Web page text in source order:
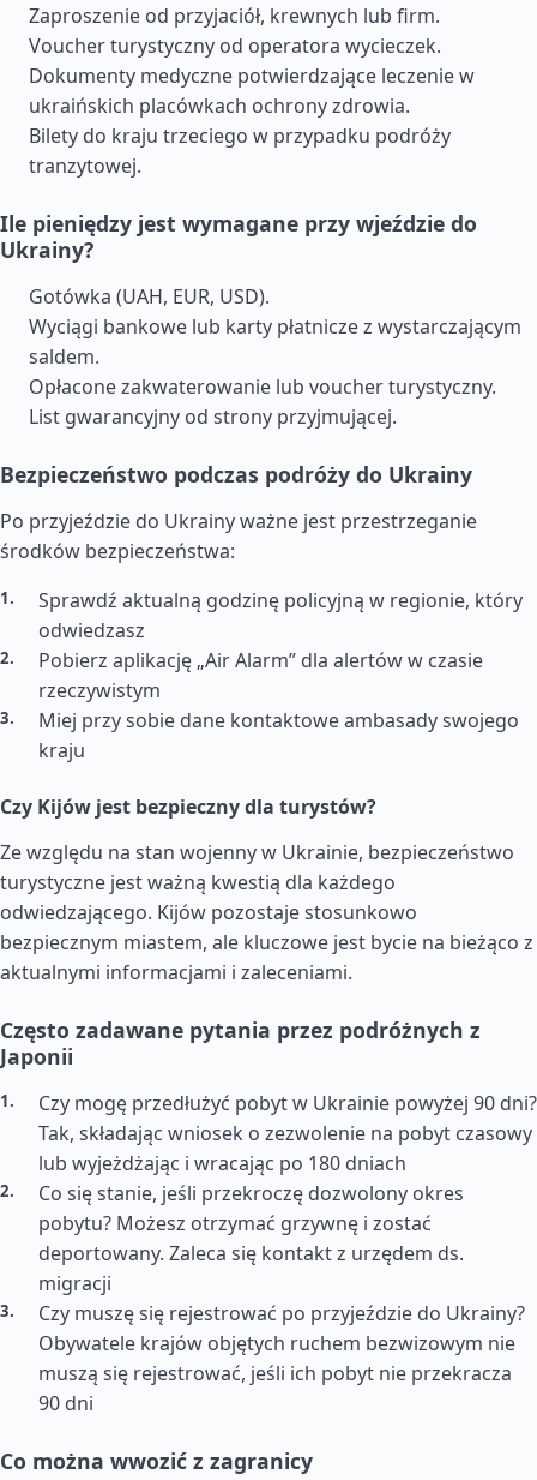
Zaproszenie od przyjaciół, krewnych lub firm.
Voucher turystyczny od operatora wycieczek.
Dokumenty medyczne potwierdzające leczenie w
ukraińskich placówkach ochrony zdrowia.
Bilety do kraju trzeciego w przypadku podróży
tranzytowej.
Ile pieniędzy jest wymagane przy wjeździe do
Ukrainy?
Gotówka (UAH, EUR, USD).
Wyciągi bankowe lub karty płatnicze z wystarczającym
saldem.
Opłacone zakwaterowanie lub voucher turystyczny.
List gwarancyjny od strony przyjmującej.
Bezpieczeństwo podczas podróży do Ukrainy
Po przyjeździe do Ukrainy ważne jest przestrzeganie
środków bezpieczeństwa:
Sprawdź aktualną godzinę policyjną w regionie, który
odwiedzasz
Pobierz aplikację „Air Alarm” dla alertów w czasie
rzeczywistym
Miej przy sobie dane kontaktowe ambasady swojego
kraju
Czy Kijów jest bezpieczny dla turystów?
Ze względu na stan wojenny w Ukrainie, bezpieczeństwo
turystyczne jest ważną kwestią dla każdego
odwiedzającego. Kijów pozostaje stosunkowo
bezpiecznym miastem, ale kluczowe jest bycie na bieżąco z
aktualnymi informacjami i zaleceniami.
Często zadawane pytania przez podróżnych z
Japonii
Czy mogę przedłużyć pobyt w Ukrainie powyżej 90 dni?
Tak, składając wniosek o zezwolenie na pobyt czasowy
lub wyjeżdżając i wracając po 180 dniach
Co się stanie, jeśli przekroczę dozwolony okres
pobytu? Możesz otrzymać grzywnę i zostać
deportowany. Zaleca się kontakt z urzędem ds.
migracji
Czy muszę się rejestrować po przyjeździe do Ukrainy?
Obywatele krajów objętych ruchem bezwizowym nie
muszą się rejestrować, jeśli ich pobyt nie przekracza
90 dni
Co można wwozić z zagranicy